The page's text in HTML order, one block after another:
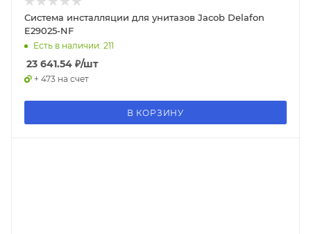
Система инсталляции для унитазов Jacob Delafon
E29025-NF
Есть в наличии: 211
23 641.54 ₽/шт
+ 473 на счет
В КОРЗИНУ